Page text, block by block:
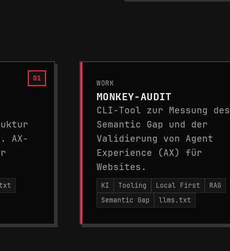
AX-
WORK
MONKEY-AUDIT
CLI-Tool zur Messung des
Semantic Gap und der
Validierung von Agent
Experience (AX) für
Websites.
KI Tooling Local First
RAG
Semantic Gap
llms.txt